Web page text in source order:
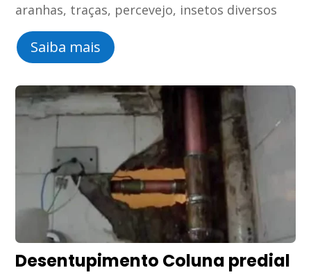
aranhas, traças, percevejo, insetos diversos
Saiba mais
Desentupimento Coluna predial